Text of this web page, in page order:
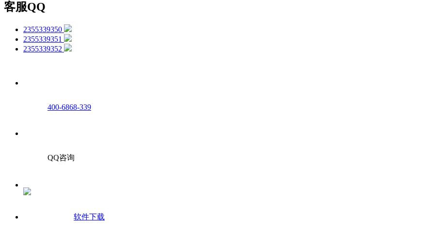
客服QQ
2355339350
2355339351
2355339352
400-6868-339
QQ咨询
软件下载